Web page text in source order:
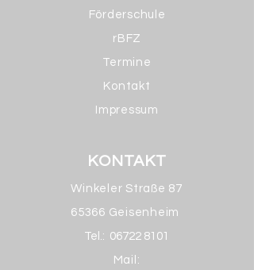
Förderschule
rBFZ
Termine
Kontakt
Impressum
KONTAKT
Winkeler Straße 87
65366 Geisenheim
Tel.: 06722 8101
Mail: